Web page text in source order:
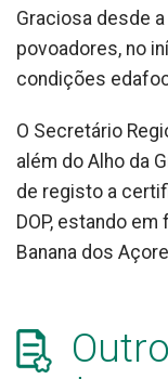
Graciosa desde
povoadores, no
condições
O Secretário
além do Alho da
de registo a
DOP, estando
Banana dos